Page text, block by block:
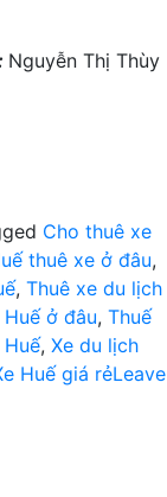
Nguyễn Thị Thùy
Cho thuê xe
thuê xe ở đâu,
, Thuê xe du lịch
ở đâu, Thuế
, Xe du lịch
Huế giá rẻLeave